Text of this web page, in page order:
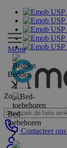
Zoek
Contacteer ons
Menu
Bedden
Bed-
toebehoren